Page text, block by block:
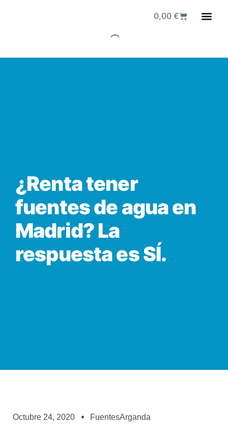
0,00 €
¿Renta tener
fuentes de agua en
Madrid? La
respuesta es SÍ.
Octubre 24, 2020 FuentesArganda